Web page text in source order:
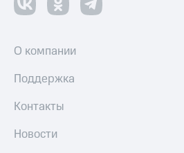
О компании
Поддержка
Контакты
Новости